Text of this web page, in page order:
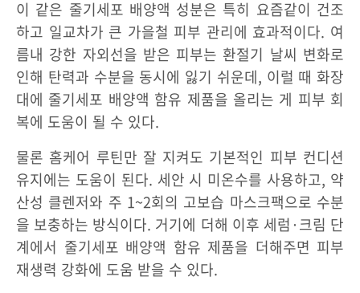
이 같은 줄기세포 배양액 성분은 특히 요즘같이 건조
하고 일교차가 큰 가을철 피부 관리에 효과적이다. 여
름내 강한 자외선을 받은 피부는 환절기 날씨 변화로
인해 탄력과 수분을 동시에 잃기 쉬운데, 이럴 때 화장
대에 줄기세포 배양액 함유 제품을 올리는 게 피부 회
복에 도움이 될 수 있다.
물론 홈케어 루틴만 잘 지켜도 기본적인 피부 컨디션
유지에는 도움이 된다. 세안 시 미온수를 사용하고, 약
산성 클렌저와 주 1~2회의 고보습 마스크팩으로 수분
을 보충하는 방식이다. 거기에 더해 이후 세럼·크림 단
계에서 줄기세포 배양액 함유 제품을 더해주면 피부
재생력 강화에 도움 받을 수 있다.